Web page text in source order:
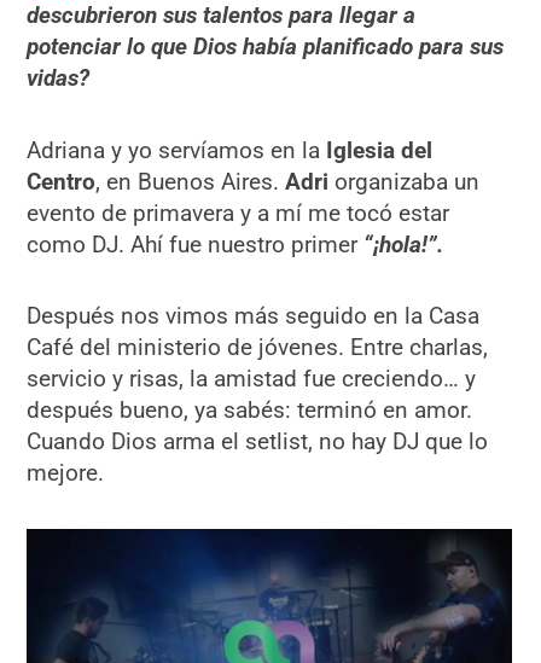
descubrieron sus talentos para llegar a
potenciar lo que Dios había planificado para sus
vidas?
Adriana y yo servíamos en la Iglesia del
Centro, en Buenos Aires.Adri organizaba un
evento de primavera y a mí me tocó estar
como DJ. Ahí fue nuestro primer “¡hola!”.
Después nos vimos más seguido en la Casa
Café del ministerio de jóvenes. Entre charlas,
servicio y risas, la amistad fue creciendo… y
después bueno, ya sabés: terminó en amor.
Cuando Dios arma el setlist, no hay DJ que lo
mejore.